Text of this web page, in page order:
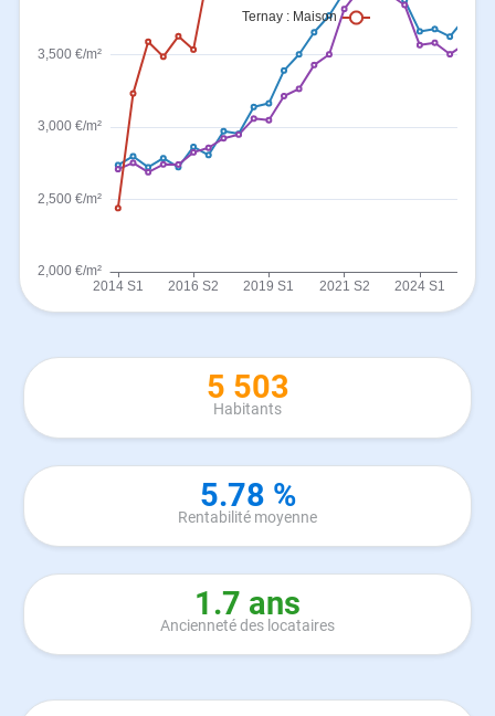
5 503
Habitants
5.78 %
Rentabilité moyenne
1.7 ans
Ancienneté des locataires